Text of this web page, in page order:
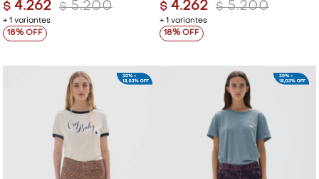
+ 1 variantes
$ 4.262 $ 5.200
18
+ 1 variantes
$ 4.262 $ 5.200
18